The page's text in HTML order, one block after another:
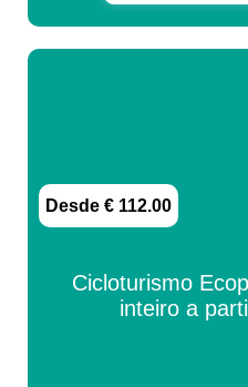
Desde € 112.00
Cicloturismo
inteiro a